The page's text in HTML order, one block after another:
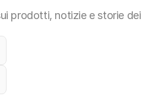
prodotti, notizie e storie dei